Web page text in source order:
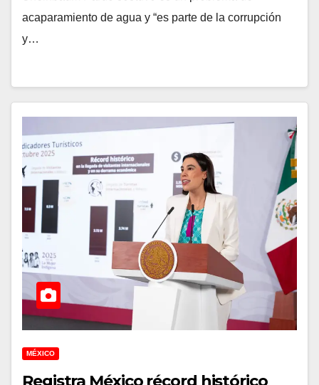
acaparamiento de agua y “es parte de la corrupción
y…
MÉXICO
Registra México récord histórico